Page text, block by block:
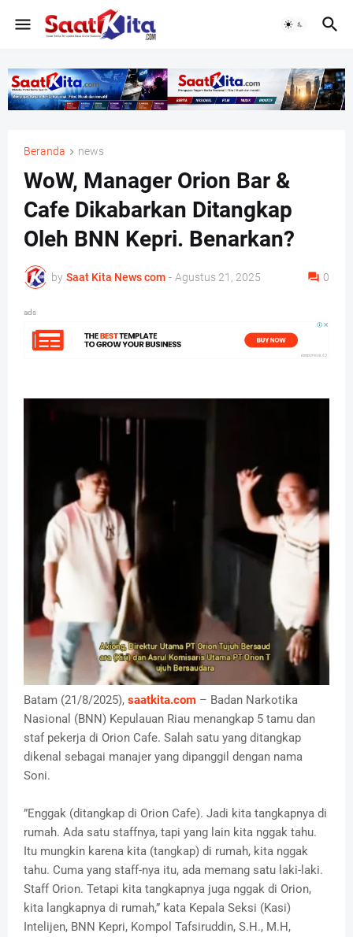
Beranda news
WoW, Manager Orion Bar &
Cafe Dikabarkan Ditangkap
Oleh BNN Kepri. Benarkan?
by Saat Kita News com - Agustus 21, 2025 0
ads
Batam (21/8/2025), saatkita.com – Badan Narkotika
Nasional (BNN) Kepulauan Riau menangkap 5 tamu dan
staf pekerja di Orion Cafe. Salah satu yang ditangkap
dikenal sebagai manajer yang dipanggil dengan nama
Soni.
”Enggak (ditangkap di Orion Cafe). Jadi kita tangkapnya di
rumah. Ada satu staffnya, tapi yang lain kita nggak tahu.
Itu mungkin karena kita (tangkap) di rumah, kita nggak
tahu. Cuma yang staff-nya itu, ada memang satu laki-laki.
Staff Orion. Tetapi kita tangkapnya juga nggak di Orion,
kita langkapnya di rumah,” kata Kepala Seksi (Kasi)
Intelijen, BNN Kepri, Kompol Tafsiruddin, S.H., M.H,